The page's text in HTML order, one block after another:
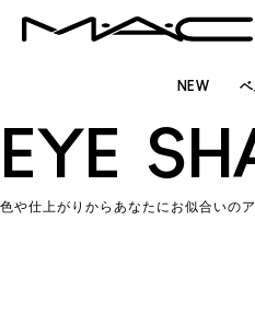
NEW ベ
EYE
色や仕上がりからあなたにお似合いの